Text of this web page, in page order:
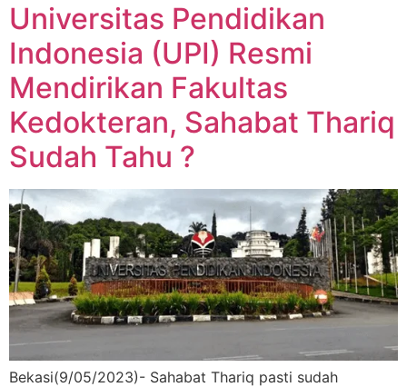
Universitas Pendidikan
Indonesia (UPI) Resmi
Mendirikan Fakultas
Kedokteran, Sahabat Thariq
Sudah Tahu ?
Bekasi(9/05/2023)- Sahabat Thariq pasti sudah